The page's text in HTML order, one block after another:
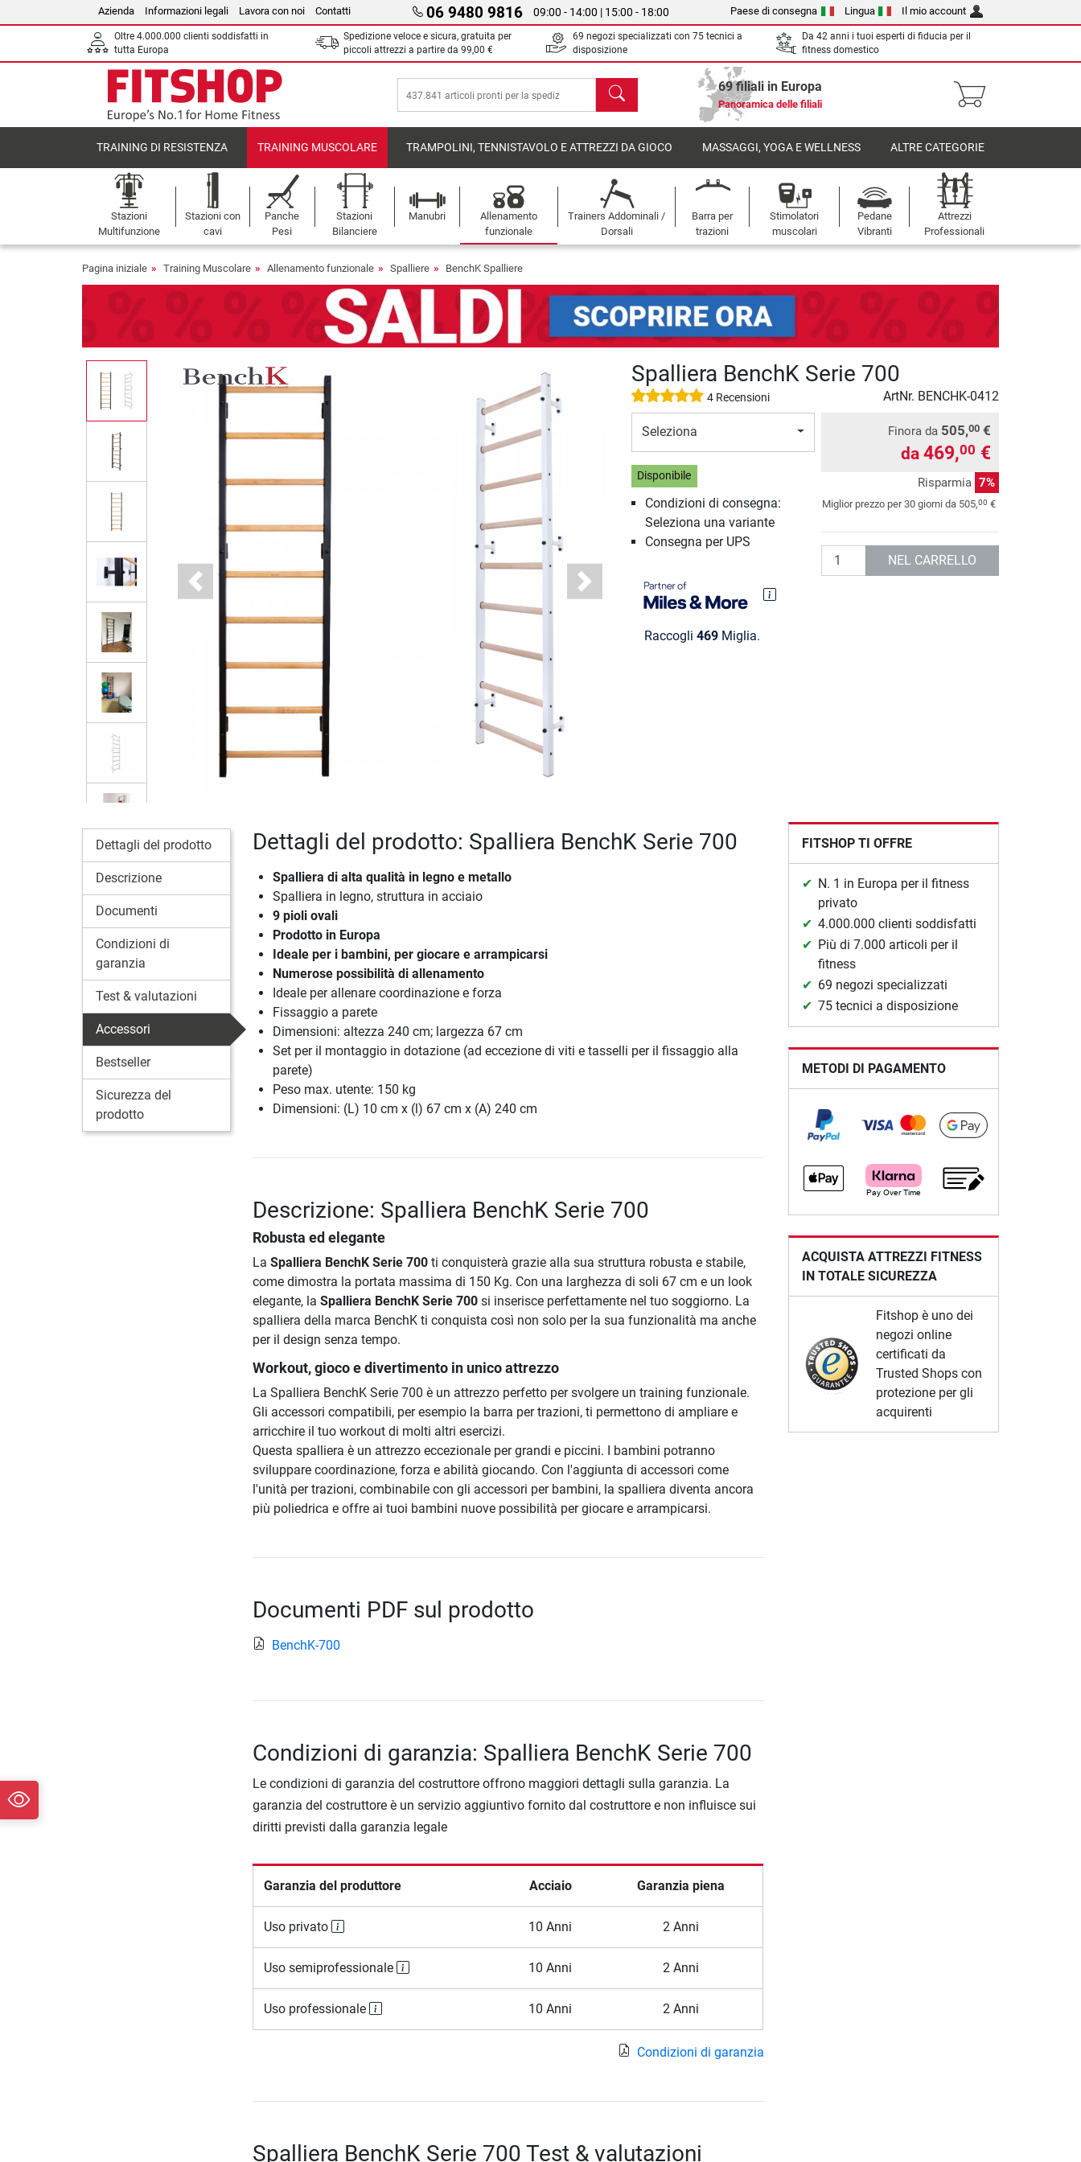
Azienda Informazioni legali Lavora con noi Contatti 06 9480 9816 09:00 - 14:00 | 15:00 - 18:00 Paese di consegna Lingua Il mio account
Oltre 4.000.000 clienti soddisfatti in
tutta Europa
Spedizione veloce e sicura, gratuita per
piccoli attrezzi a partire da 99,00 €
69 negozi specializzati con 75 tecnici a
disposizione
Da 42 anni i tuoi esperti di fiducia per il
fitness domestico
Cerca 69 filiali in Europa
Panoramica delle filiali
TRAINING DI RESISTENZA TRAINING MUSCOLARE TRAMPOLINI, TENNISTAVOLO E ATTREZZI DA GIOCO MASSAGGI, YOGA E WELLNESS ALTRE CATEGORIE
Stazioni
Multifunzione
Stazioni con
cavi
Panche
Pesi
Stazioni
Bilanciere
Manubri
Allenamento
funzionale
Trainers Addominali /
Dorsali
Barra per
trazioni
Stimolatori
muscolari
Pedane
Vibranti
Attrezzi
Professionali
Pagina iniziale Training Muscolare Allenamento funzionale Spalliere BenchK Spalliere
Previous Next
Spalliera BenchK Serie 700
4 Recensioni ArtNr. BENCHK-0412
Seleziona
Disponibile
Condizioni di consegna:
Seleziona una variante
Consegna per UPS
Raccogli 469Miglia.
Finora da 505,00 €
da 469,00 €
Risparmia 7%
Miglior prezzo per 30 giorni da 505,00 €
Quantità NEL CARRELLO
Dettagli del prodotto
Descrizione
Documenti
Condizioni di
garanzia
Test & valutazioni
Accessori
Bestseller
Sicurezza del
prodotto
Dettagli del prodotto: Spalliera BenchK Serie 700
Spalliera di alta qualità in legno e metallo
Spalliera in legno, struttura in acciaio
9 pioli ovali
Prodotto in Europa
Ideale per i bambini, per giocare e arrampicarsi
Numerose possibilità di allenamento
Ideale per allenare coordinazione e forza
Fissaggio a parete
Dimensioni: altezza 240 cm; largezza 67 cm
Set per il montaggio in dotazione (ad eccezione di viti e tasselli per il fissaggio alla
parete)
Peso max. utente: 150 kg
Dimensioni: (L) 10 cm x (l) 67 cm x (A) 240 cm
Descrizione: Spalliera BenchK Serie 700
Robusta ed elegante
La Spalliera BenchK Serie 700ti conquisterà grazie alla sua struttura robusta e stabile,
come dimostra la portata massima di 150 Kg. Con una larghezza di soli 67 cm e un look
elegante, la Spalliera BenchK Serie 700si inserisce perfettamente nel tuo soggiorno. La
spalliera della marca BenchK ti conquista così non solo per la sua funzionalità ma anche
per il design senza tempo.
Workout, gioco e divertimento in unico attrezzo
La Spalliera BenchK Serie 700 è un attrezzo perfetto per svolgere un training funzionale.
Gli accessori compatibili, per esempio la barra per trazioni, ti permettono di ampliare e
arricchire il tuo workout di molti altri esercizi.
Questa spalliera è un attrezzo eccezionale per grandi e piccini. I bambini potranno
sviluppare coordinazione, forza e abilità giocando. Con l'aggiunta di accessori come
l'unità per trazioni, combinabile con gli accessori per bambini, la spalliera diventa ancora
più poliedrica e offre ai tuoi bambini nuove possibilità per giocare e arrampicarsi.
Documenti PDF sul prodotto
BenchK-700
Condizioni di garanzia: Spalliera BenchK Serie 700
Le condizioni di garanzia del costruttore offrono maggiori dettagli sulla garanzia. La
garanzia del costruttore è un servizio aggiuntivo fornito dal costruttore e non influisce sui
diritti previsti dalla garanzia legale
Garanzia del produttore Acciaio Garanzia piena
Uso privato 10 Anni 2 Anni
Uso semiprofessionale 10 Anni 2 Anni
Uso professionale 10 Anni 2 Anni
Condizioni di garanzia
Spalliera BenchK Serie 700 Test & valutazioni
FITSHOP TI OFFRE
N. 1 in Europa per il fitness
privato
4.000.000 clienti soddisfatti
Più di 7.000 articoli per il
fitness
69 negozi specializzati
75 tecnici a disposizione
METODI DI PAGAMENTO
ACQUISTA ATTREZZI FITNESS
IN TOTALE SICUREZZA
Fitshop è uno dei
negozi online
certificati da
Trusted Shops con
protezione per gli
acquirenti